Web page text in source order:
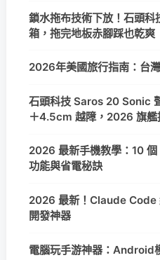
鎖水拖布技術下放！石頭
箱，拖完地板赤腳踩也乾爽
2026年美國旅行指南：台
石頭科技 Saros 20 Sonic
＋4.5cm 越障，2026 旗艦
2026 最新手機教學：10
功能與省電秘訣
2026 最新！Claude Code
開發神器
電腦玩手游神器：Android